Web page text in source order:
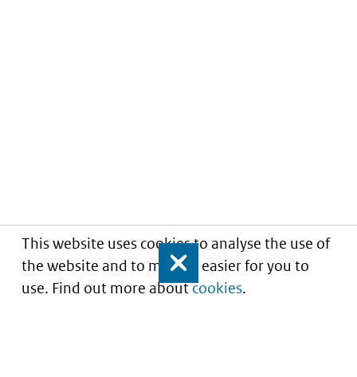
This website uses cookies to analyse the use of
the website and to make it easier for you to
use. Find out more aboutcookies.
Close